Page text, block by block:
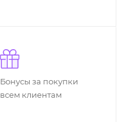
Бонусы за покупки
всем клиентам